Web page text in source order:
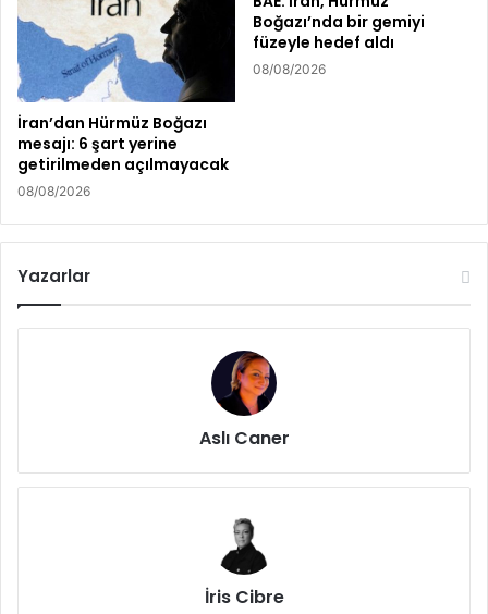
İran’dan Hürmüz Boğazı
mesajı: 6 şart yerine
getirilmeden açılmayacak
08/08/2026
Boğazı’nda bir gemiyi
füzeyle hedef aldı
08/08/2026
Yazarlar
Aslı Caner
İris Cibre